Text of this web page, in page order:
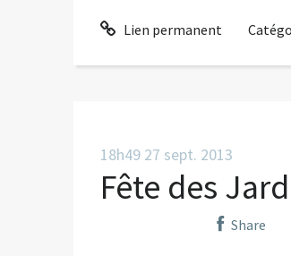
Lien permanent
18h49 27 sept. 2013
Fête des
Share